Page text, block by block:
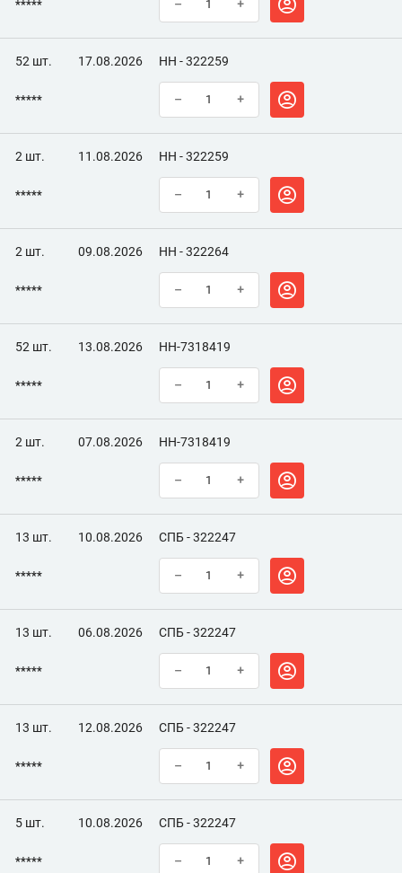
***** – +
52 шт. 17.08.2026 НН - 322259
***** – +
2 шт. 11.08.2026 НН - 322259
***** – +
2 шт. 09.08.2026 НН - 322264
***** – +
52 шт. 13.08.2026 НН-7318419
***** – +
2 шт. 07.08.2026 НН-7318419
***** – +
13 шт. 10.08.2026 СПБ - 322247
***** – +
13 шт. 06.08.2026 СПБ - 322247
***** – +
13 шт. 12.08.2026 СПБ - 322247
***** – +
5 шт. 10.08.2026 СПБ - 322247
***** – +